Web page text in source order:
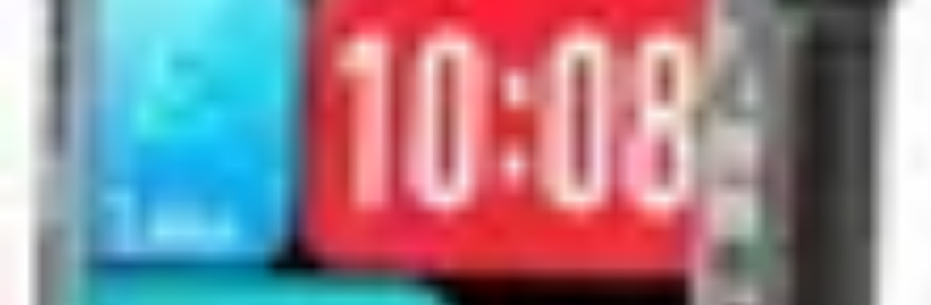
Réaction aux alertesPréparation et réactivitéRéaction aux Urgences Réaction aux alarmes
Urgence Alarme